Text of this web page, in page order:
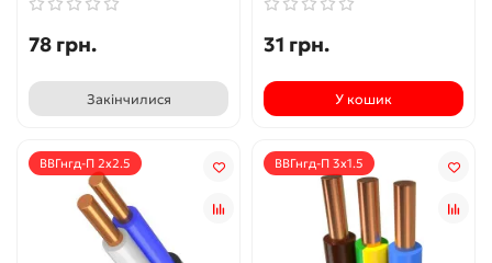
78 грн.
Закінчилися
31 грн.
У кошик
ВВГнгд-П 2х2.5 ВВГнгд-П 3х1.5